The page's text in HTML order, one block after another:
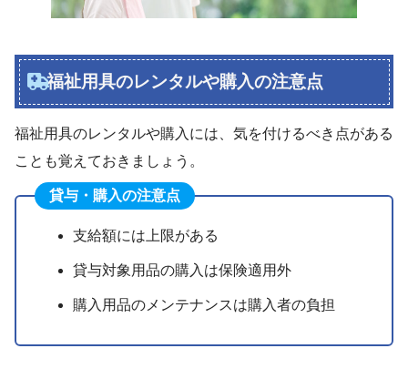
福祉用具のレンタルや購入の注意点
福祉用具のレンタルや購入には、気を付けるべき点がある
ことも覚えておきましょう。
貸与・購入の注意点
支給額には上限がある
貸与対象用品の購入は保険適用外
購入用品のメンテナンスは購入者の負担